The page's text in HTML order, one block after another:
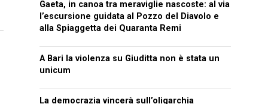
Gaeta, in canoa tra meraviglie nascoste: al via
l’escursione guidata al Pozzo del Diavolo e
alla Spiaggetta dei Quaranta Remi
A Bari la violenza su Giuditta non è stata un
unicum
La democrazia vincerà sull’oligarchia